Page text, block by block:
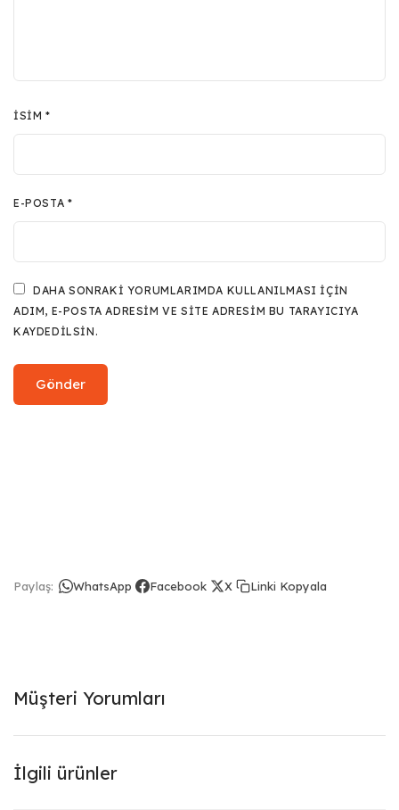
İSIM*
E-POSTA *
DAHA SONRAKI YORUMLARIMDA KULLANILMASI IÇIN
ADIM, E-POSTA ADRESIM VE SITE ADRESIM BU TARAYICIYA
KAYDEDILSIN.
Paylaş: WhatsApp Facebook X Linki Kopyala
Müşteri Yorumları
İlgili ürünler